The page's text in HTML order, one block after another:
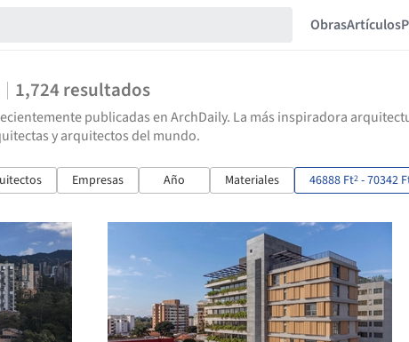
ObrasArtículos
1,724resultados
publicadas en ArchDaily. La más inspiradora
y arquitectos del mundo.
Empresas Año Materiales 46888 Ft2 - 70342